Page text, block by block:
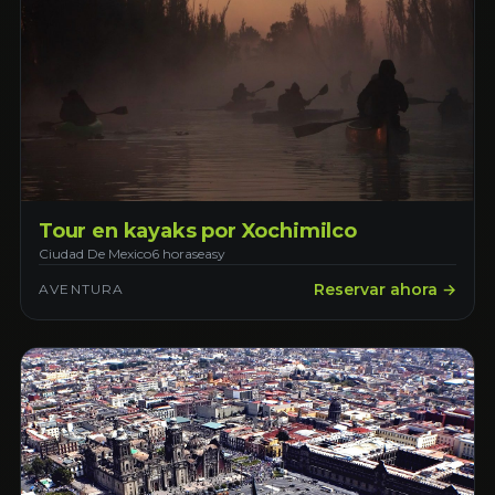
Tour en kayaks por Xochimilco
Ciudad De Mexico6 horaseasy
AVENTURA Reservar ahora →